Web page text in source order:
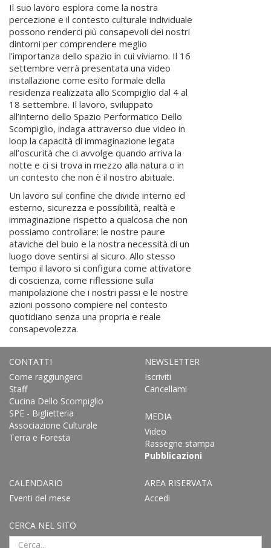
Il suo lavoro esplora come la nostra
percezione e il contesto culturale individuale
possono renderci più consapevoli dei nostri
dintorni per comprendere meglio
l'importanza dello spazio in cui viviamo. Il 16
settembre verrà presentata una video
installazione come esito formale della
residenza realizzata allo Scompiglio dal 4 al
18 settembre. Il lavoro, sviluppato
all’interno dello Spazio Performatico Dello
Scompiglio, indaga attraverso due video in
loop la capacità di immaginazione legata
all’oscurità che ci avvolge quando arriva la
notte e ci si trova in mezzo alla natura o in
un contesto che non è il nostro abituale.
Un lavoro sul confine che divide interno ed
esterno, sicurezza e possibilità, realtà e
immaginazione rispetto a qualcosa che non
possiamo controllare: le nostre paure
ataviche del buio e la nostra necessità di un
luogo dove sentirsi al sicuro. Allo stesso
tempo il lavoro si configura come attivatore
di coscienza, come riflessione sulla
manipolazione che i nostri passi e le nostre
azioni possono compiere nel contesto
quotidiano senza una propria e reale
consapevolezza.
CONTATTI
Come raggiungerci
Staff
Cucina Dello Scompiglio
SPE - Biglietteria
Associazione Culturale
Terra e Foresta
NEWSLETTER
Iscriviti
Cancellami
MEDIA
Video
Rassegne stampa
Pubblicazioni
CALENDARIO
Eventi del mese
AREA RISERVATA
Accedi
CERCA NEL SITO